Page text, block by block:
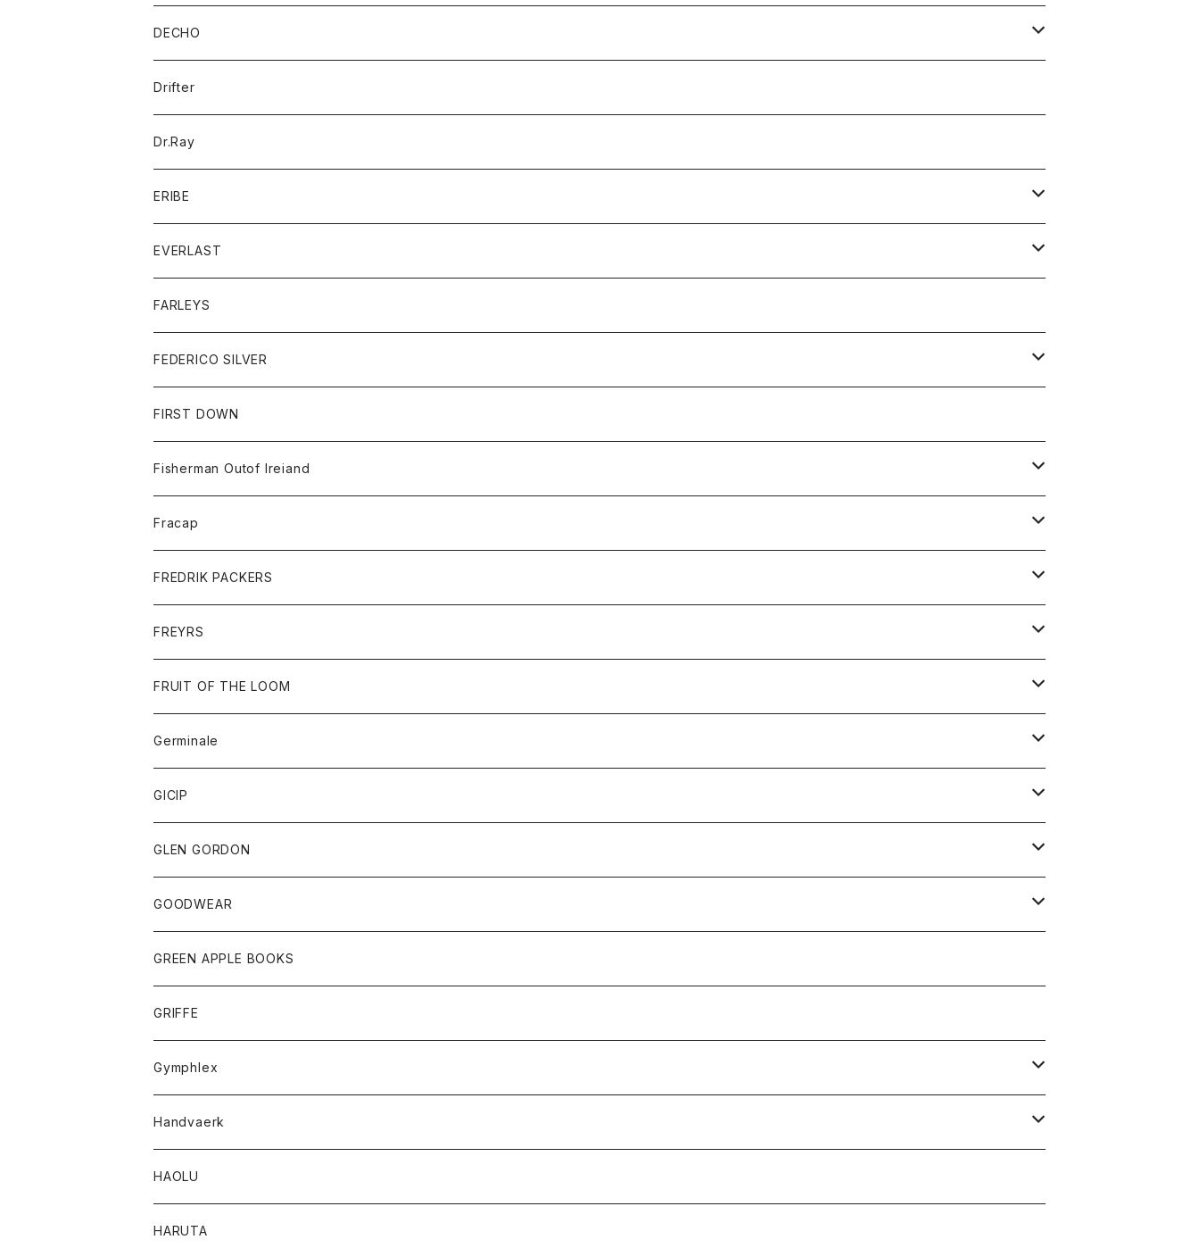
Tシャツ
パーカー
カードケース
バッグ
アウター
コート
ジャケット
アクセサリー
バッグ
キッズ
シャツ
Tシャツ
グッズ
帽子
トップス
シャツ
セーター
ボトム
ショートパンツ
パンツ
レディース
コート
ジャケット
Tシャツ
ボトム
DECHO
帽子
Drifter
Dr.Ray
ERIBE
ニット
EVERLAST
トップス
ジャケット
スエットシャツ
ボトム
スエットパンツ
グッズ
帽子
FARLEYS
FEDERICO SILVER
アクセサリー
FIRST DOWN
Fisherman Outof Ireiand
ニット
Fracap
グッズ
靴
FREDRIK PACKERS
アクセサリー
バッグ
FREYRS
サングラス
FRUIT OF THE LOOM
アウター
パーカー
グッズ
ネクタイ
チーフ
トップス
シャツ
タンクトップ
ボトム
ショートパンツ
スカート
レディース
スカート
Tシャツ
Germinale
靴
サンダル
GICIP
トップス
Tシャツ
GLEN GORDON
グッズ
手袋
GOODWEAR
トップス
Tシャツ
GREEN APPLE BOOKS
GRIFFE
Gymphlex
アウター
カーディガン
コート
トップス
シャツ
レディース
Handvaerk
トップス
Tシャツ
HAOLU
HARUTA